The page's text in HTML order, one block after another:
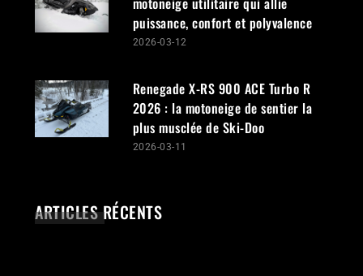
puissance, confort et polyvalence
2026-03-12
Renegade X-RS 900 ACE Turbo R
2026 : la motoneige de sentier la
plus musclée de Ski-Doo
2026-03-11
ARTICLES RÉCENTS